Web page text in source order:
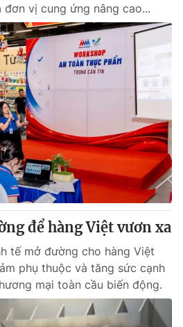
hình Việt Nam
VTV
và báo điện tử số 483/GP-BTTTT
Thị Mỹ Hạnh, Phạm Quốc Thắng,
931 - 024.38 355 932
897 897
vị cung ứng nâng cao...
để hàng Việt vươn xa
tế mở đường cho hàng Việt
phụ thuộc và tăng sức cạnh
mại toàn cầu biến động.